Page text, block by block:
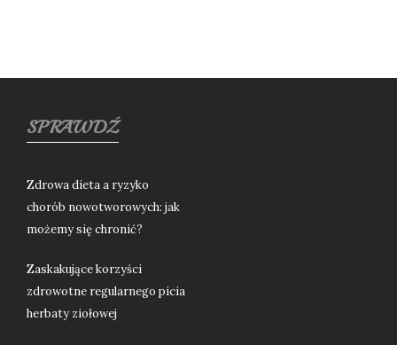
SPRAWDŹ
Zdrowa dieta a ryzyko
chorób nowotworowych: jak
możemy się chronić?
Zaskakujące korzyści
zdrowotne regularnego picia
herbaty ziołowej